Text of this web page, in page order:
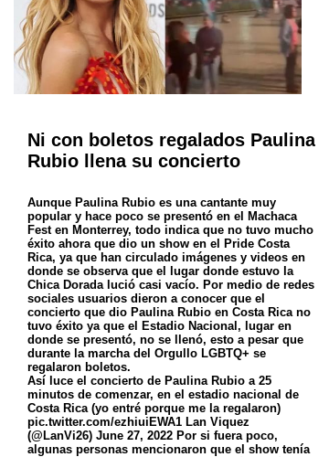
Ni con boletos regalados Paulina
Rubio llena su concierto
Aunque Paulina Rubio es una cantante muy
popular y hace poco se presentó en el Machaca
Fest en Monterrey, todo indica que no tuvo mucho
éxito ahora que dio un show en el Pride Costa
Rica, ya que han circulado imágenes y videos en
donde se observa que el lugar donde estuvo la
Chica Dorada lució casi vacío. Por medio de redes
sociales usuarios dieron a conocer que el
concierto que dio Paulina Rubio en Costa Rica no
tuvo éxito ya que el Estadio Nacional, lugar en
donde se presentó, no se llenó, esto a pesar que
durante la marcha del Orgullo LGBTQ+ se
regalaron boletos.
Así luce el concierto de Paulina Rubio a 25
minutos de comenzar, en el estadio nacional de
Costa Rica (yo entré porque me la regalaron)
pic.twitter.com/ezhiuiEWA1 Lan Viquez
(@LanVi26) June 27, 2022 Por si fuera poco,
algunas personas mencionaron que el show tenía